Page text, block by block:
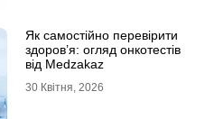
Як самостійно перевірити
здоров’я: огляд онкотестів
від Medzakaz
30 Квітня, 2026